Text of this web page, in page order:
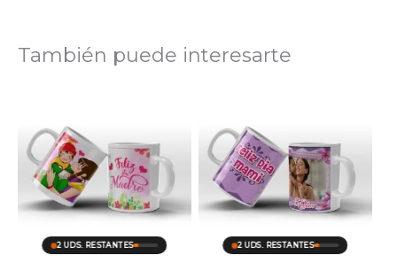
También puede interesarte
2 UDS. RESTANTES
$4,99
hasta
$9,99
2 UDS. RESTANTES
$4,99
hasta
$9,99